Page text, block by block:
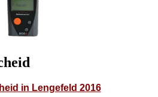
in Lengefeld 2016